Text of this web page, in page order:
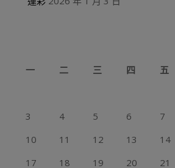
一
二 三 四 五
3
4 5 6 7
10
11 12 13 14
17
18 19 20 21